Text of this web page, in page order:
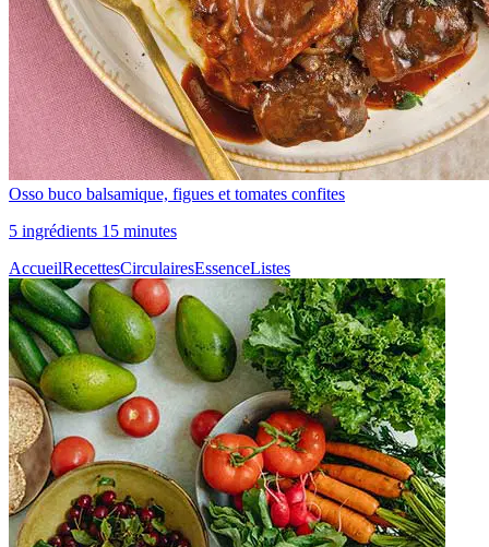
Osso buco balsamique, figues et tomates confites
5 ingrédients 15 minutes
AccueilRecettesCirculairesEssenceListes